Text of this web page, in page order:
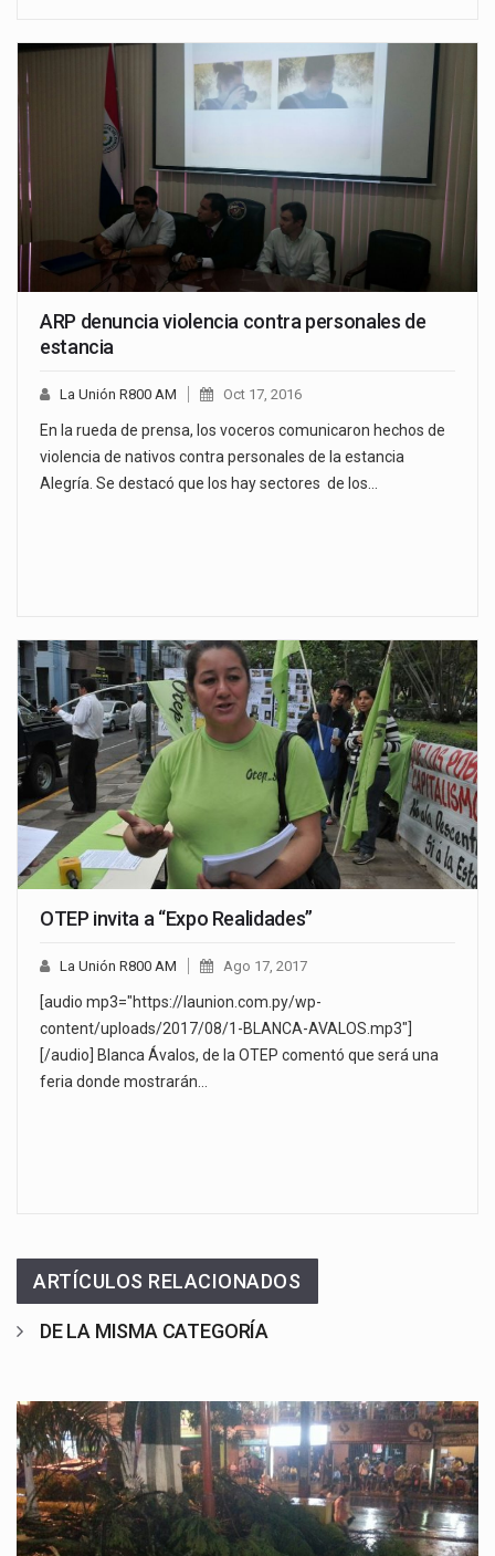
ARP denuncia violencia contra personales de
estancia
La Unión R800 AM Oct 17, 2016
En la rueda de prensa, los voceros comunicaron hechos de
violencia de nativos contra personales de la estancia
Alegría. Se destacó que los hay sectores de los…
OTEP invita a “Expo Realidades”
La Unión R800 AM Ago 17, 2017
[audio mp3="https://launion.com.py/wp-
content/uploads/2017/08/1-BLANCA-AVALOS.mp3"]
[/audio] Blanca Ávalos, de la OTEP comentó que será una
feria donde mostrarán…
ARTÍCULOS RELACIONADOS
DE LA MISMA CATEGORÍA